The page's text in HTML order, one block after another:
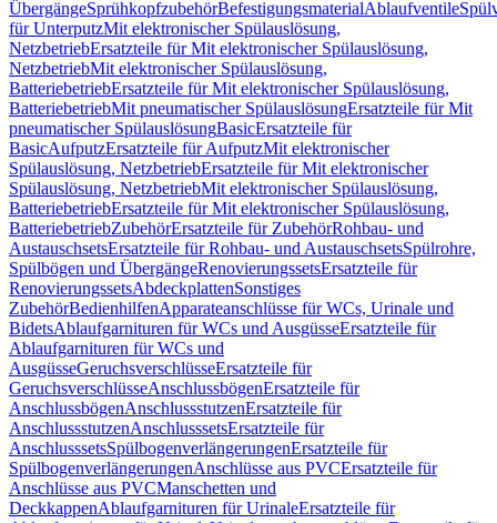
ÜbergängeSprühkopfzubehörBefestigungsmaterialAblaufventile
für UnterputzMit elektronischer Spülauslösung,
NetzbetriebErsatzteile für Mit elektronischer Spülauslösung,
NetzbetriebMit elektronischer Spülauslösung,
BatteriebetriebErsatzteile für Mit elektronischer Spülauslösung,
BatteriebetriebMit pneumatischer SpülauslösungErsatzteile für Mit
pneumatischer SpülauslösungBasicErsatzteile für
BasicAufputzErsatzteile für AufputzMit elektronischer
Spülauslösung, NetzbetriebErsatzteile für Mit elektronischer
Spülauslösung, NetzbetriebMit elektronischer Spülauslösung,
BatteriebetriebErsatzteile für Mit elektronischer Spülauslösung,
BatteriebetriebZubehörErsatzteile für ZubehörRohbau- und
AustauschsetsErsatzteile für Rohbau- und AustauschsetsSpülrohre,
Spülbögen und ÜbergängeRenovierungssetsErsatzteile für
RenovierungssetsAbdeckplattenSonstiges
ZubehörBedienhilfenApparateanschlüsse für WCs, Urinale und
BidetsAblaufgarnituren für WCs und AusgüsseErsatzteile für
Ablaufgarnituren für WCs und
AusgüsseGeruchsverschlüsseErsatzteile für
GeruchsverschlüsseAnschlussbögenErsatzteile für
AnschlussbögenAnschlussstutzenErsatzteile für
AnschlussstutzenAnschlusssetsErsatzteile für
AnschlusssetsSpülbogenverlängerungenErsatzteile für
SpülbogenverlängerungenAnschlüsse aus PVCErsatzteile für
Anschlüsse aus PVCManschetten und
DeckkappenAblaufgarnituren für UrinaleErsatzteile für